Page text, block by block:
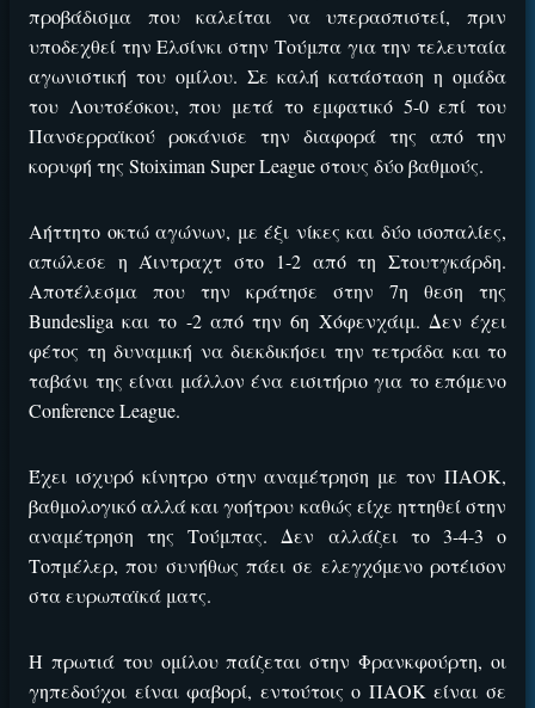
προβάδισμα που καλείται να υπερασπιστεί, πριν
υποδεχθεί την Ελσίνκι στην Τούμπα για την τελευταία
αγωνιστική του ομίλου. Σε καλή κατάσταση η ομάδα
του Λουτσέσκου, που μετά το εμφατικό 5-0 επί του
Πανσερραϊκού ροκάνισε την διαφορά της από την
κορυφή της Stoiximan Super League στους δύο βαθμούς.
Αήττητο οκτώ αγώνων, με έξι νίκες και δύο ισοπαλίες,
απώλεσε η Άιντραχτ στο 1-2 από τη Στουτγκάρδη.
Αποτέλεσμα που την κράτησε στην 7η θεση της
Bundesliga και το -2 από την 6η Χόφενχάιμ. Δεν έχει
φέτος τη δυναμική να διεκδικήσει την τετράδα και το
ταβάνι της είναι μάλλον ένα εισιτήριο για το επόμενο
Conference League.
Έχει ισχυρό κίνητρο στην αναμέτρηση με τον ΠΑΟΚ,
βαθμολογικό αλλά και γοήτρου καθώς είχε ηττηθεί στην
αναμέτρηση της Τούμπας. Δεν αλλάζει το 3-4-3 ο
Τοπμέλερ, που συνήθως πάει σε ελεγχόμενο ροτέισον
στα ευρωπαϊκά ματς.
Η πρωτιά του ομίλου παίζεται στην Φρανκφούρτη, οι
γηπεδούχοι είναι φαβορί, εντούτοις ο ΠΑΟΚ είναι σε